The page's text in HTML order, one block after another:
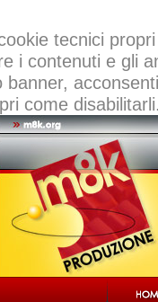
tecnici
i contenuti e gli
banner,
come